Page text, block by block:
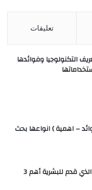
تعليقات
التكنولوجيا وفوائدها
– اهمية ) انواعها بحث
نيكولا تسلا المخترع الذي قدم للبشرية أهم 3